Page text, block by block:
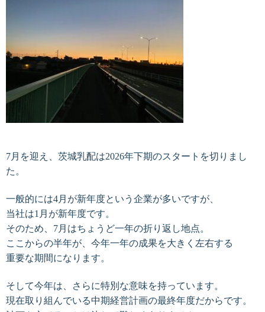
7月を迎え、茨城乳配は2026年下期のスタートを切りまし
た。
一般的には4月が新年度という企業が多いですが、
当社は1月が新年度です。
そのため、7月はちょうど一年の折り返し地点。
ここからの半年が、今年一年の成果を大きく左右する
重要な期間になります。
そして今年は、さらに特別な意味を持っています。
現在取り組んでいる中期経営計画の最終年度だからです。